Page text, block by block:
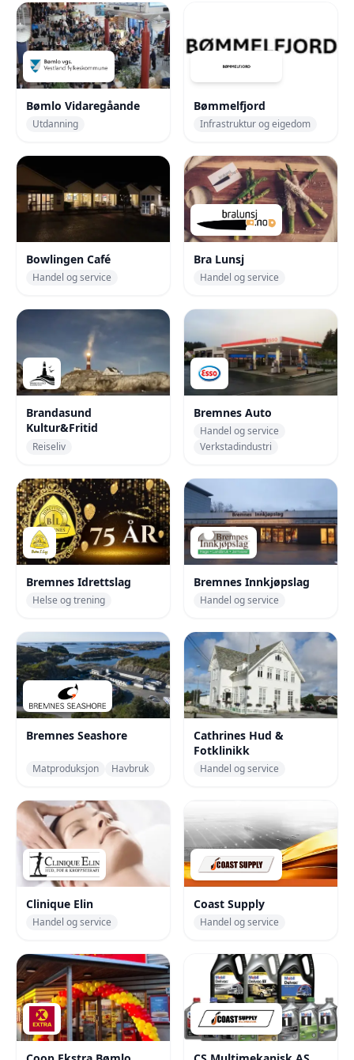
Bømlo Vidaregåande
Utdanning
Bømmelfjord
Infrastruktur og eigedom
Bowlingen Café
Handel og service
Bra Lunsj
Handel og service
Brandasund
Kultur&Fritid
Reiseliv
Bremnes Auto
Handel og service
Verkstadindustri
Bremnes Idrettslag
Helse og trening
Bremnes Innkjøpslag
Handel og service
Bremnes Seashore
Matproduksjon Havbruk
Cathrines Hud &
Fotklinikk
Handel og service
Clinique Elin
Handel og service
Coast Supply
Handel og service